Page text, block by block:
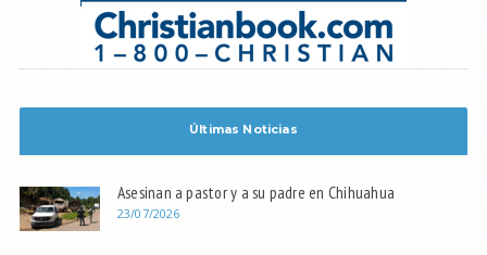
Últimas Noticias
Asesinan a pastor y a su padre en Chihuahua
23/07/2026